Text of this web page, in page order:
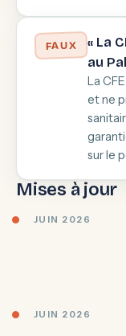
FAUX
« La
au
La
et ne
sur le
Mises à jour
JUIN 2026
JUIN 2026